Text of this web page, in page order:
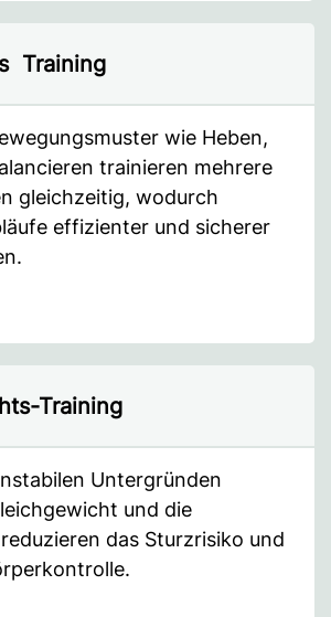
Training
wie Heben,
trainieren mehrere
gleichzeitig, wodurch
effizienter und sicherer
Training
Untergründen
und die
das Sturzrisiko und